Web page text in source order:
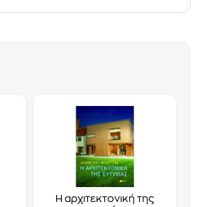
Η αρχιτεκτονική της